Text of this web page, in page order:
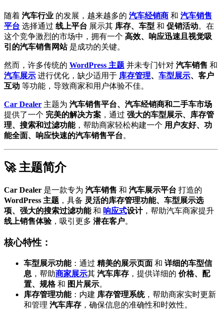
随着 汽车行业 的发展，越来越多的 汽车经销商 和 汽车销售
平台 选择通过 线上平台 展示其 库存、车型 和 促销活动。在
这个竞争激烈的市场中，拥有一个 高效、响应迅速且视觉吸
引的汽车销售网站是成功的关键。
然而，许多传统的 WordPress 主题 并未专门针对 汽车销售 和
汽车展示 进行优化，缺少适用于 库存管理、 车型展示、客户
互动 等功能，导致商家和用户体验不佳。
Car Dealer 主题为 汽车销售平台、汽车经销商和二手车市场
提供了一个 完美的解决方案 ，通过 强大的车型展示、库存管
理、搜索和过滤功能，帮助商家轻松构建一个 用户友好、功
能全面、响应快速的汽车销售平台。
🚀 主题简介
Car Dealer 是一款专为 汽车销售 和 汽车展示平台 打造的
WordPress 主题 ，具备 灵活的库存管理功能、车型展示选
项、强大的搜索过滤功能和 响应式设计，帮助汽车商家提升
线上销售体验，吸引更多 潜在客户。
核心特性：
车型展示功能：通过 精美的展示页面 和 详细的车型信
息 ，帮助商家展示其 汽车库存 ，提供详细的 价格、配
置、规格和 图片展示。
库存管理功能：内建 库存管理系统，帮助商家实时更新
和管理 汽车库存 ，确保信息的准确性和时效性。